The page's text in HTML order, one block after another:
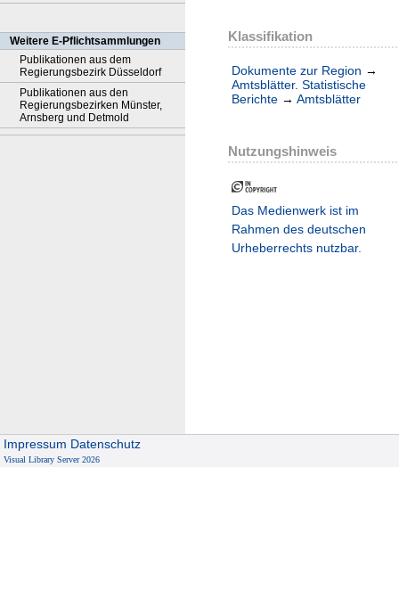
Weitere E-Pflichtsammlungen
Publikationen aus dem
Regierungsbezirk Düsseldorf
Publikationen aus den
Regierungsbezirken Münster,
Arnsberg und Detmold
Klassifikation
Dokumente zur Region →
Amtsblätter. Statistische
Berichte → Amtsblätter
Nutzungshinweis
Das Medienwerk ist im
Rahmen des deutschen
Urheberrechts nutzbar.
Impressum Datenschutz
Visual Library Server 2026